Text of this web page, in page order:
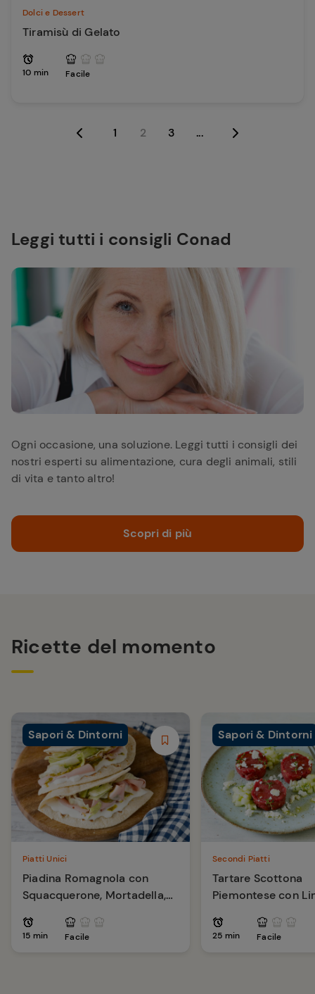
Dolci e Dessert
Tiramisù di Gelato
10 min Facile
1 2 3 ...
Leggi tutti i consigli Conad
Ogni occasione, una soluzione. Leggi tutti i consigli dei
nostri esperti su alimentazione, cura degli animali, stili
di vita e tanto altro!
Scopri di più
Ricette del momento
Sapori & Dintorni
Piatti Unici
Piadina Romagnola con
Squacquerone, Mortadella,
15 min Facile
Sapori & Dintorni
Secondi Piatti
Tartare Scottona
Piemontese con
25 min Facile